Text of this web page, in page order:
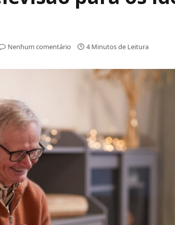
Nenhum comentário 4 Minutos de Leitura